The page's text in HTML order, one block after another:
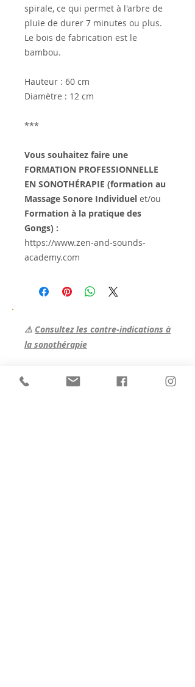
spirale, ce qui permet à l'arbre de
pluie de durer 7 minutes ou plus.
Le bois de fabrication est le
bambou.
Hauteur : 60 cm
Diamètre : 12 cm
***
Vous souhaitez faire une
FORMATION PROFESSIONNELLE
EN SONOTHÉRAPIE (formation au
Massage Sonore Individuel et/ou
Formation à la pratique des
Gongs) :
https://www.zen-and-sounds-
academy.com
⚠️ Consultez les contre-indications à
la sonothérapie